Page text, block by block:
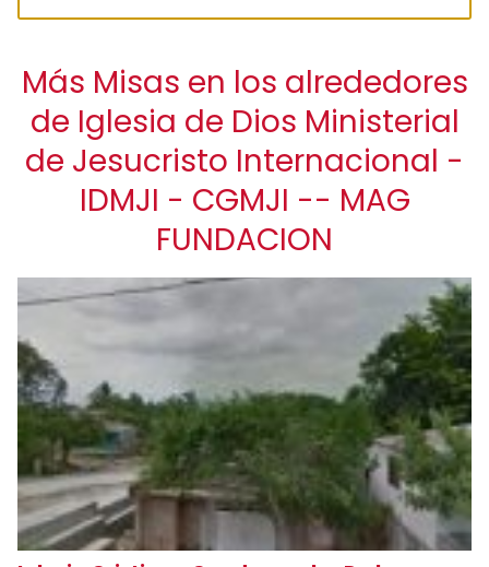
Más Misas en los alrededores
de Iglesia de Dios Ministerial
de Jesucristo Internacional -
IDMJI - CGMJI -- MAG
FUNDACION